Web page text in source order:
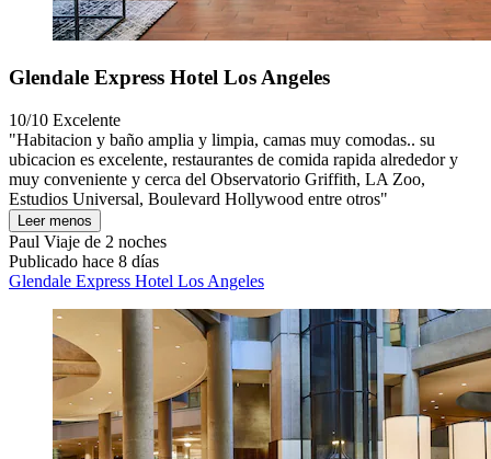
Glendale Express Hotel Los Angeles
10/10 Excelente
"Habitacion y baño amplia y limpia, camas muy comodas.. su
ubicacion es excelente, restaurantes de comida rapida alrededor y
muy conveniente y cerca del Observatorio Griffith, LA Zoo,
Estudios Universal, Boulevard Hollywood entre otros"
Leer menos
Paul Viaje de 2 noches
Publicado hace 8 días
Glendale Express Hotel Los Angeles